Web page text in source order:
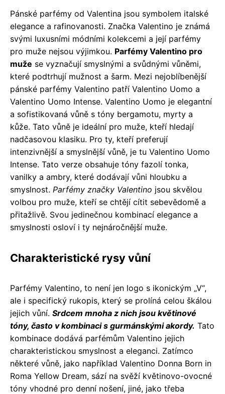
Pánské parfémy od Valentina jsou symbolem italské
elegance a rafinovanosti. Značka Valentino je známá
svými luxusními módními kolekcemi a její parfémy
pro muže nejsou výjimkou. Parfémy Valentino pro
muže se vyznačují smyslnými a svůdnými vůněmi,
které podtrhují mužnost a šarm. Mezi nejoblíbenější
pánské parfémy Valentino patří Valentino Uomo a
Valentino Uomo Intense. Valentino Uomo je elegantní
a sofistikovaná vůně s tóny bergamotu, myrty a
kůže. Tato vůně je ideální pro muže, kteří hledají
nadčasovou klasiku. Pro ty, kteří preferují
intenzivnější a smyslnější vůně, je tu Valentino Uomo
Intense. Tato verze obsahuje tóny fazolí tonka,
vanilky a ambry, které dodávají vůni hloubku a
smyslnost. Parfémy značky Valentino jsou skvělou
volbou pro muže, kteří se chtějí cítit sebevědomě a
přitažlivě. Svou jedinečnou kombinací elegance a
smyslnosti osloví i ty nejnáročnější muže.
Charakteristické rysy vůní
Parfémy Valentino, to není jen logo s ikonickým „V“,
ale i specifický rukopis, který se prolíná celou škálou
jejich vůní. Srdcem mnoha z nich jsou květinové
tóny, často v kombinaci s gurmánskými akordy. Tato
kombinace dodává parfémům Valentino jejich
charakteristickou smyslnost a eleganci. Zatímco
některé vůně, jako například Valentino Donna Born in
Roma Yellow Dream, sází na svěží květinovo-ovocné
tóny vhodné pro denní nošení, jiné, jako třeba